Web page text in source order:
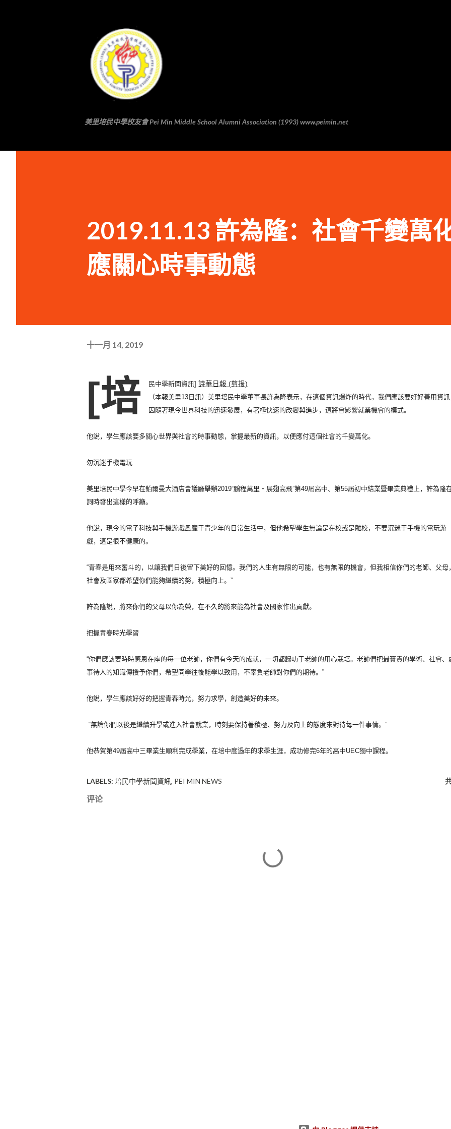
美里培民中學校友會 Pei Min Middle School Alumni Association (1993) www.peimin.net
2019.11.13 許為隆：社會千變萬
應關心時事動態
十一月 14, 2019
[培 民中學新聞資訊] 詩華日報 (剪报)
（本報美里13日訊）美里培民中學董事長許為隆表示， 在這個資訊爆炸的時代，我們應該要好好善用資
因隨著現今世界科技的迅速發展，有著極快速的改變與進步， 這將會影響就業機會的模式。
他說，學生應該要多關心世界與社會的時事動態，掌握最新的資訊， 以便應付這個社會的千變萬化。
勿沉迷手機電玩
美里培民中學今早在鉑爾曼大酒店會議廳舉辦2019“鵬程萬里‧ 展翅高飛”第49屆高中、第55屆初中結業暨畢業典禮上， 許為隆
詞時發出這樣的呼籲。
他說，現今的電子科技與手機游戲風靡于青少年的日常生活中， 但他希望學生無論是在校或是離校，不要沉迷于手機的電玩游
戲， 這是很不健康的。
“青春是用來奮斗的，以讓我們日後留下美好的回憶。 我們的人生有無限的可能，也有無限的機會，但我相信你們的老師、 父母
社會及國家都希望你們能夠繼續的努，積極向上。”
許為隆說，將來你們的父母以你為榮， 在不久的將來能為社會及國家作出貢獻。
把握青春時光學習
“你們應該要時時感恩在座的每一位老師，你們有今天的成就， 一切都歸功于老師的用心栽培。老師們把最寶貴的學術、社會、
事待人的知識傳授予你們，希望同學往後能學以致用， 不辜負老師對你們的期待。”
他說，學生應該好好的把握青春時光，努力求學，創造美好的未來。
“無論你們以後是繼續升學或進入社會就業，時刻要保持著積極、 努力及向上的態度來對待每一件事情。”
他恭賀第49屆高中三畢業生順利完成學業， 在培中度過年的求學生涯，成功修完6年的高中UEC獨中課程。
LABELS: 培民中學新聞資訊 PEI MIN NEWS
评论